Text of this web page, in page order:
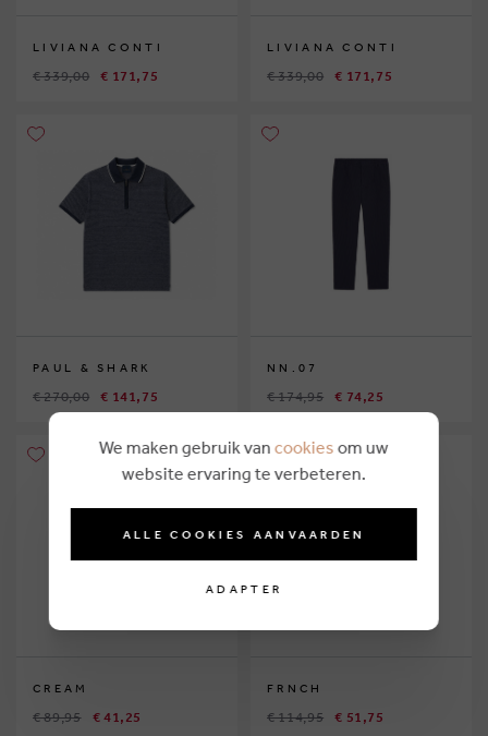
LIVIANA CONTI
€ 339,00 € 171,75
LIVIANA CONTI
€ 339,00 € 171,75
PAUL & SHARK
€ 270,00 € 141,75
NN.07
€ 174,95 € 74,25
CREAM
€ 89,95 € 41,25
FRNCH
€ 114,95 € 51,75
We maken gebruik van cookies om uw
website ervaring te verbeteren.
ALLE COOKIES AANVAARDEN
ADAPTER